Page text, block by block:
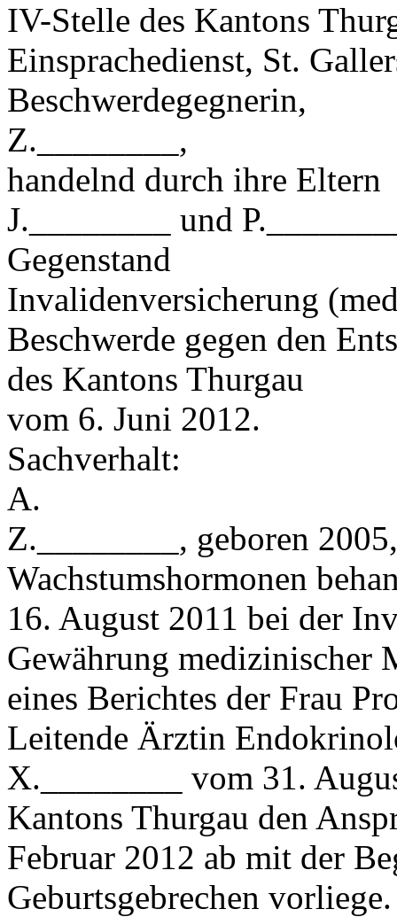
IV-Stelle des Kantons
Einsprachedienst, St.
Beschwerdegegnerin,
Z.________,
handelnd durch ihre Eltern
J.________ und
Gegenstand
Invalidenversicherung
Beschwerde gegen den
des Kantons Thurgau
vom 6. Juni 2012.
Sachverhalt:
A.
Z.________, geboren
Wachstumshormonen
16. August 2011 bei der
Gewährung medizinischer
eines Berichtes der Frau
Leitende Ärztin
X.________ vom 31.
Kantons Thurgau den
Februar 2012 ab mit der
Geburtsgebrechen vorliege.